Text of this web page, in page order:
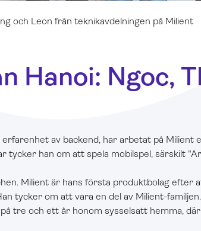
och Leon från teknikavdelningen på Milient
Hanoi: Ngoc,
av backend, har arbetat på Milient
tycker han om att spela mobilspel, särskilt
Milient är hans första produktbolag efter
tycker om att vara en del av Milient-
tre och ett år honom sysselsatt hemma,